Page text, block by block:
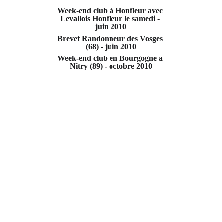
Week-end club à Honfleur avec
Levallois Honfleur le samedi -
juin 2010
Brevet Randonneur des Vosges
(68) - juin 2010
Week-end club en Bourgogne à
Nitry (89) - octobre 2010